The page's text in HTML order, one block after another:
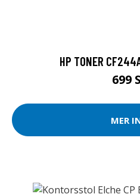
HP TONER
699
MER